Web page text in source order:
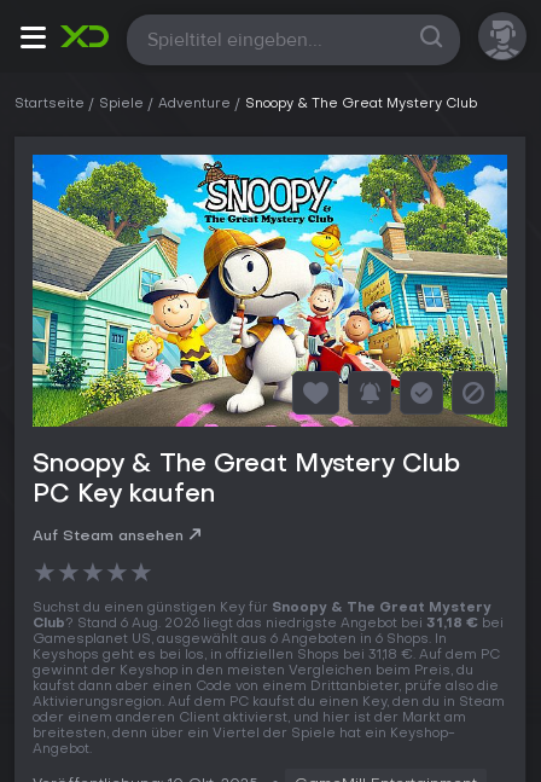
Alle
Startseite Spiele Adventure Snoopy & The Great Mystery Club
Snoopy & The Great Mystery Club
PC Key kaufen
Auf Steam ansehen
★★★★★
Suchst du einen günstigen Key für Snoopy & The Great Mystery
Club? Stand 6 Aug. 2026 liegt das niedrigste Angebot bei 31,18 € bei
Gamesplanet US, ausgewählt aus 6 Angeboten in 6 Shops. In
Keyshops geht es bei los, in offiziellen Shops bei 31,18 €. Auf dem PC
gewinnt der Keyshop in den meisten Vergleichen beim Preis, du
kaufst dann aber einen Code von einem Drittanbieter, prüfe also die
Aktivierungsregion. Auf dem PC kaufst du einen Key, den du in Steam
oder einem anderen Client aktivierst, und hier ist der Markt am
breitesten, denn über ein Viertel der Spiele hat ein Keyshop-
Angebot.